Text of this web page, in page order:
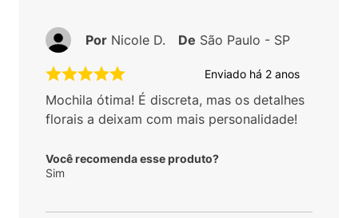
Enviado há 2 anos
Mochila ótima! É discreta, mas os detalhes
florais a deixam com mais personalidade!
Você recomenda esse produto?
Sim
Por Nicole D. De São Paulo - SP